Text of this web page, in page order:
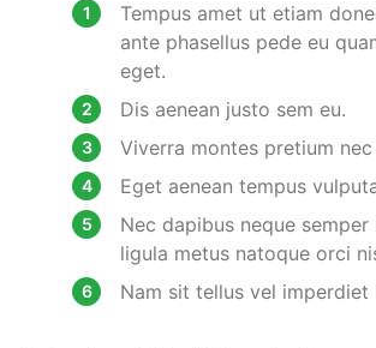
Tempus amet ut etiam
ante phasellus pede eu
eget.
Dis aenean justo sem eu.
Viverra montes pretium
Eget aenean tempus
Nec dapibus neque semper
ligula metus natoque orci
Nam sit tellus vel imperdiet